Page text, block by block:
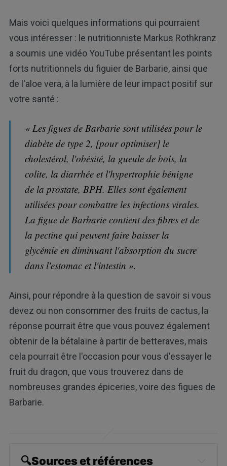
Mais voici quelques informations qui pourraient
vous intéresser : le nutritionniste Markus Rothkranz
a soumis une vidéo YouTube présentant les points
forts nutritionnels du figuier de Barbarie, ainsi que
de l'aloe vera, à la lumière de leur impact positif sur
votre santé :
« Les figues de Barbarie sont utilisées pour le
diabète de type 2, [pour optimiser] le
cholestérol, l'obésité, la gueule de bois, la
colite, la diarrhée et l'hypertrophie bénigne
de la prostate, BPH. Elles sont également
utilisées pour combattre les infections virales.
La figue de Barbarie contient des fibres et de
la pectine qui peuvent faire baisser la
glycémie en diminuant l'absorption du sucre
dans l'estomac et l'intestin ».
Ainsi, pour répondre à la question de savoir si vous
devez ou non consommer des fruits de cactus, la
réponse pourrait être que vous pouvez également
obtenir de la bétalaïne à partir de betteraves, mais
cela pourrait être l'occasion pour vous d'essayer le
fruit du dragon, que vous trouverez dans de
nombreuses grandes épiceries, voire des figues de
Barbarie.
🔍Sources et références